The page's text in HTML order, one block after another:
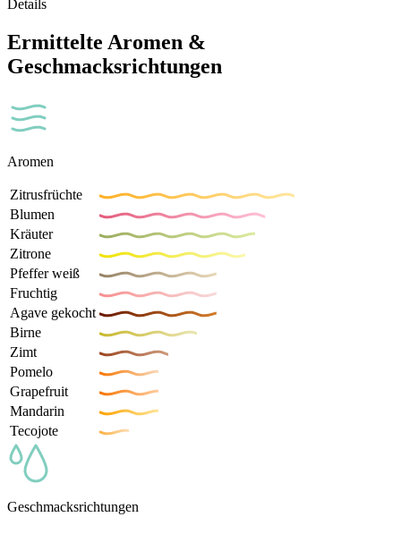
Details
Ermittelte Aromen &
Geschmacksrichtungen
Aromen
Zitrusfrüchte
Blumen
Kräuter
Zitrone
Pfeffer weiß
Fruchtig
Agave gekocht
Birne
Zimt
Pomelo
Grapefruit
Mandarin
Tecojote
Geschmacksrichtungen